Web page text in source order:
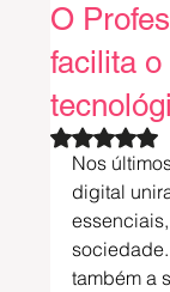
O
facilita
Nos
digital
também a